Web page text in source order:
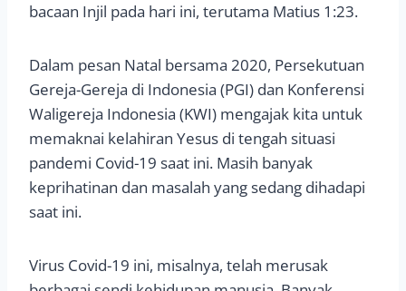
bacaan Injil pada hari ini, terutama Matius 1:23.
Dalam pesan Natal bersama 2020, Persekutuan
Gereja-Gereja di Indonesia (PGI) dan Konferensi
Waligereja Indonesia (KWI) mengajak kita untuk
memaknai kelahiran Yesus di tengah situasi
pandemi Covid-19 saat ini. Masih banyak
keprihatinan dan masalah yang sedang dihadapi
saat ini.
Virus Covid-19 ini, misalnya, telah merusak